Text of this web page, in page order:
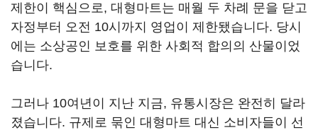
제한이 핵심으로, 대형마트는 매월 두 차례 문을 닫고
자정부터 오전 10시까지 영업이 제한됐습니다. 당시
에는 소상공인 보호를 위한 사회적 합의의 산물이었
습니다.
그러나 10여년이 지난 지금, 유통시장은 완전히 달라
졌습니다. 규제로 묶인 대형마트 대신 소비자들이 선